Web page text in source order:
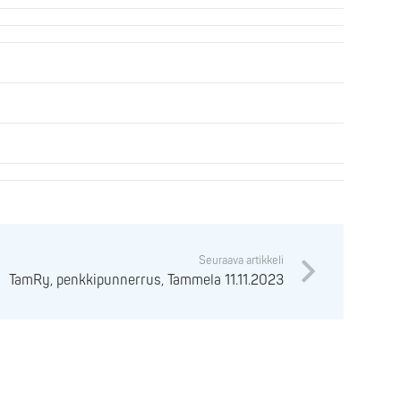
Seuraava artikkeli
TamRy, penkkipunnerrus, Tammela 11.11.2023